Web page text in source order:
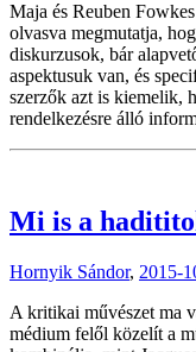
Maja és Reuben
olvasva megmutatja,
diskurzusok, bár
aspektusuk van, és
szerzők azt is kiemelik,
rendelkezésre álló
Mi is a
Hornyik Sándor, 2015-
A kritikai művészet ma
médium felől közelít a